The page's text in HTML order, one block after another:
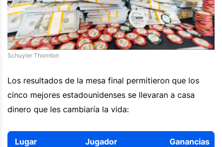
Schuyler Thornton
Los resultados de la mesa final permitieron que los
cinco mejores estadounidenses se llevaran a casa
dinero que les cambiaría la vida:
Lugar Jugador Ganancias